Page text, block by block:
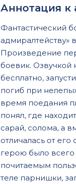
Аннотация к
Фантастический
адмиралтейству»
Произведение
боевик. Озвучкой
бесплатно,
погиб при
время поедания
понял, где
сарай, солома, а
отличалась от
герою было всего
почитаемым
теле парнишки,